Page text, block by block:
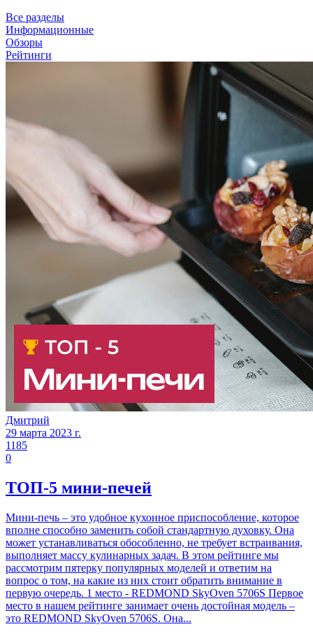
Все разделы
Информационные
Обзоры
Рейтинги
Дмитрий
29 марта 2023 г.
1185
0
ТОП-5 мини-печей
Мини-печь – это удобное кухонное приспособление, которое
вполне способно заменить собой стандартную духовку. Она
может устанавливаться обособленно, не требует встраивания,
выполняет массу кулинарных задач. В этом рейтинге мы
рассмотрим пятерку популярных моделей и ответим на
вопрос о том, на какие из них стоит обратить внимание в
первую очередь. 1 место - REDMOND SkyOven 5706S Первое
место в нашем рейтинге занимает очень достойная модель –
это REDMOND SkyOven 5706S. Она...